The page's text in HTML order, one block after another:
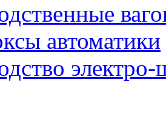
автоматики